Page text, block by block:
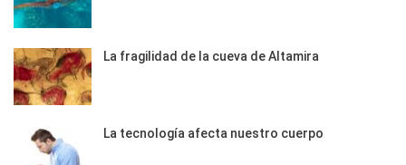
La fragilidad de la cueva de Altamira
La tecnología afecta nuestro cuerpo